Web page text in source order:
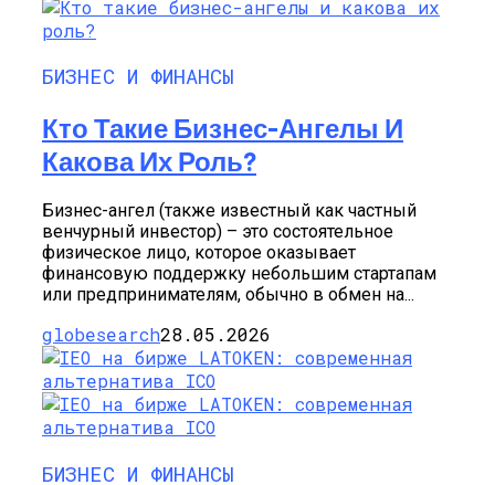
БИЗНЕС И ФИНАНСЫ
Кто Такие Бизнес-Ангелы И
Какова Их Роль?
Бизнес-ангел (также известный как частный
венчурный инвестор) – это состоятельное
физическое лицо, которое оказывает
финансовую поддержку небольшим стартапам
или предпринимателям, обычно в обмен на...
globesearch28.05.2026
БИЗНЕС И ФИНАНСЫ